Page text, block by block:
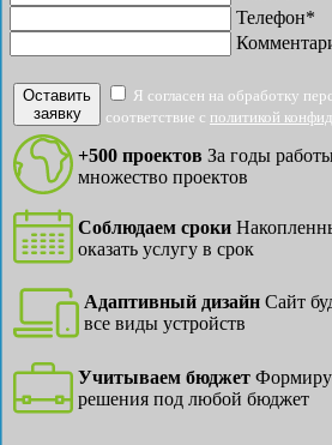
Телефон*
Оставить
заявку
Я согласен на обработку
соответствие с политикой
+500 проектов За годы
множество проектов
Соблюдаем сроки
оказать услугу в срок
Адаптивный дизайн Сайт
все виды устройств
Учитываем бюджет
решения под любой бюджет